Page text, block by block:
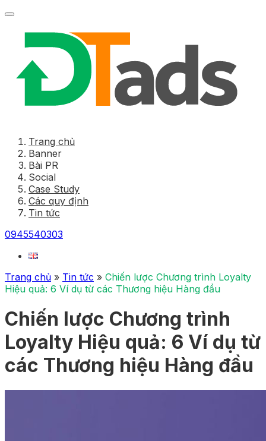
Trang chủ
Banner
Bài PR
Social
Case Study
Các quy định
Tin tức
0945540303
Trang chủ » Tin tức » Chiến lược Chương trình Loyalty
Hiệu quả: 6 Ví dụ từ các Thương hiệu Hàng đầu
Chiến lược Chương trình
Loyalty Hiệu quả: 6 Ví dụ từ
các Thương hiệu Hàng đầu